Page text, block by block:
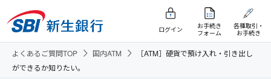
ログイン
お手続き
フォーム
各種取引・
お手続き
よくあるご質問TOP 国内ATM
［ATM］硬貨で預け入れ・引き出し
ができるか知りたい。